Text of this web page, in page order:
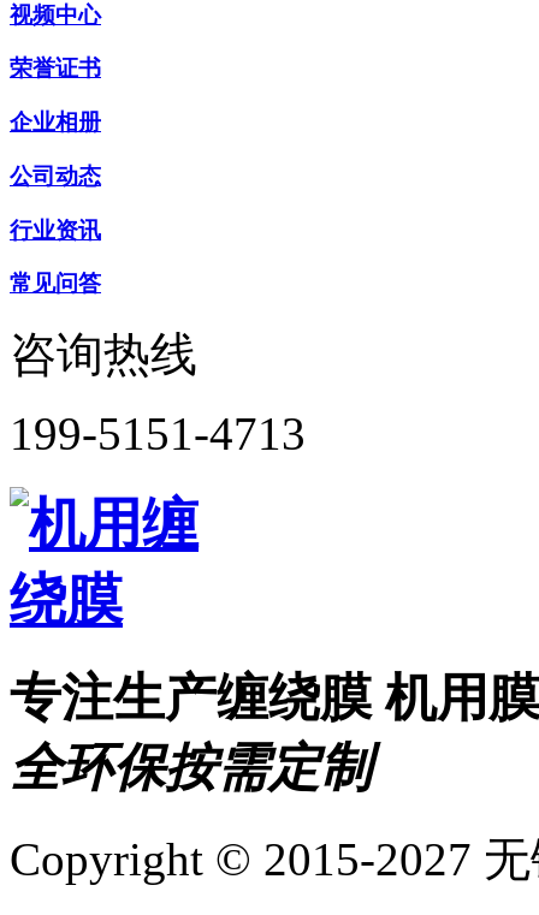
视频中心
荣誉证书
企业相册
公司动态
行业资讯
常见问答
咨询热线
199-5151-4713
专注生产缠绕膜 机用
全环保按需定制
Copyright © 2015-2027